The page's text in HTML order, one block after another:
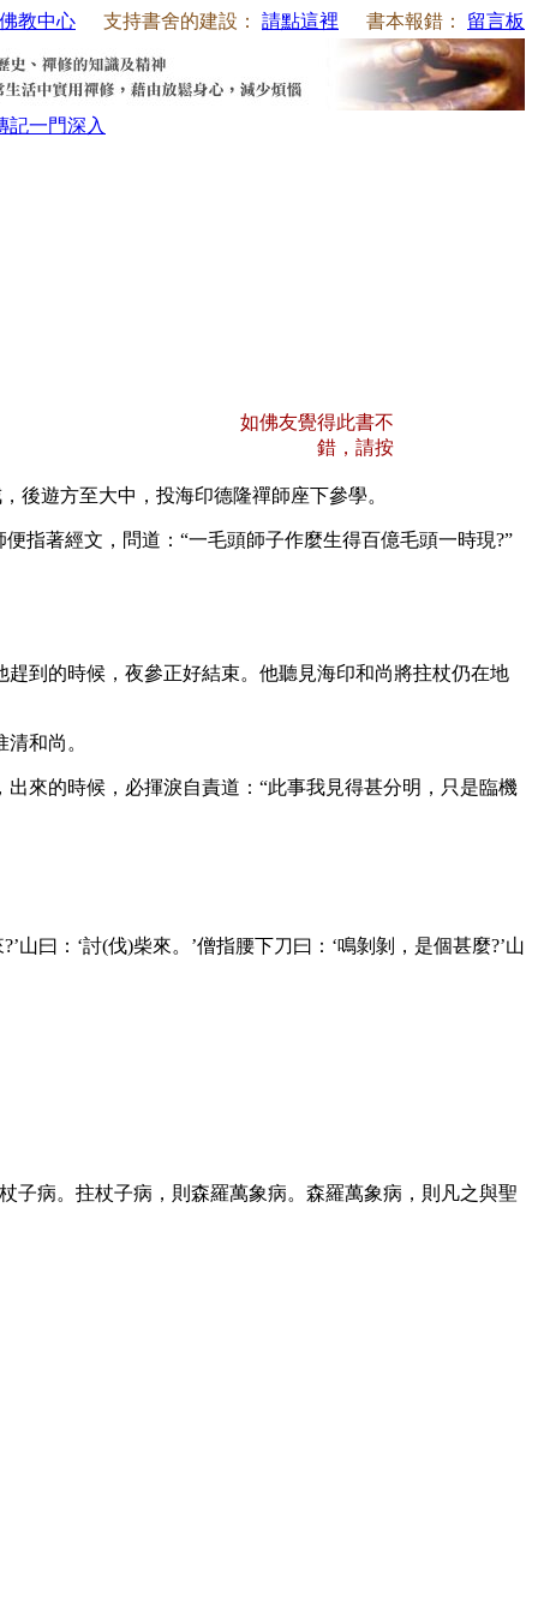
教中心 支持書舍的建設： 請點這裡 書本報錯： 留言板
記一門深入
如佛友覺得此書不
錯，請按
遊方至大中，投海印德隆禪師座下參學。
著經文，問道：“一毛頭師子作麼生得百億毛頭一時現?”
到的時候，夜參正好結束。他聽見海印和尚將拄杖仍在地
和尚。
來的時候，必揮淚自責道：“此事我見得甚分明，只是臨機
曰：‘討(伐)柴來。’僧指腰下刀曰：‘鳴剝剝，是個甚麼?’山
病。拄杖子病，則森羅萬象病。森羅萬象病，則凡之與聖